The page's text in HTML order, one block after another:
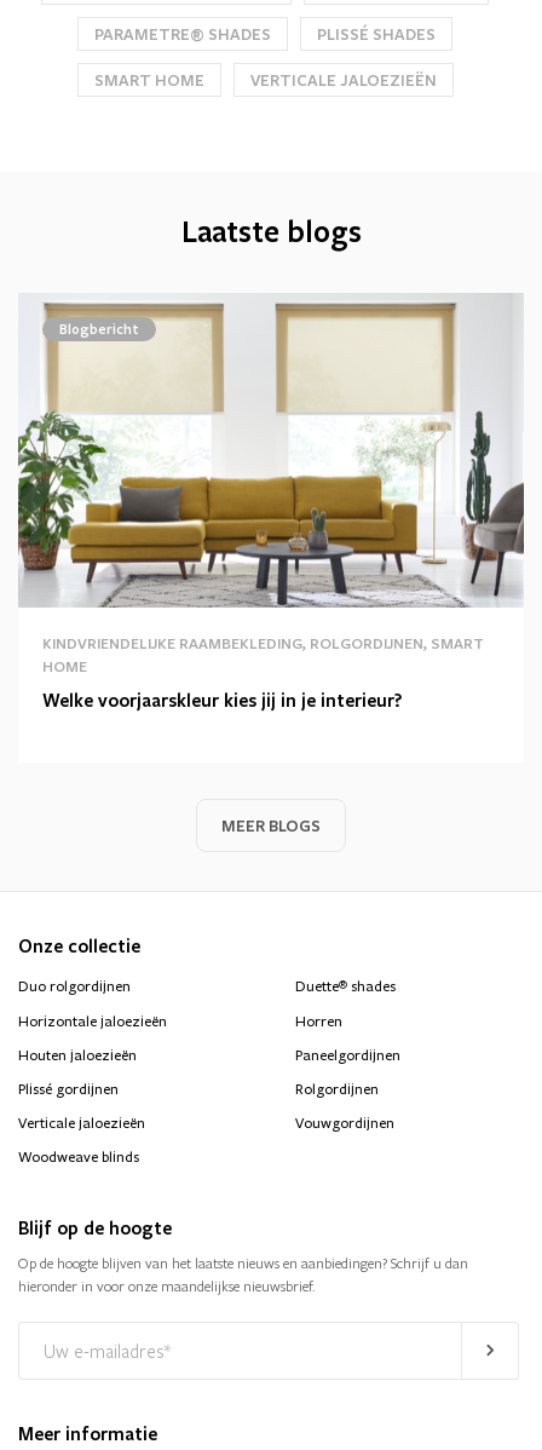
PARAMETRE® SHADES PLISSÉ SHADES
SMART HOME VERTICALE JALOEZIEËN
Laatste blogs
Blogbericht
KINDVRIENDELIJKE RAAMBEKLEDING, ROLGORDIJNEN, SMART
HOME
Welke voorjaarskleur kies jij in je interieur?
MEER BLOGS
Onze collectie
Duo rolgordijnen Duette® shades
Horizontale jaloezieën
Horren
Houten jaloezieën
Paneelgordijnen
Plissé gordijnen
Rolgordijnen
Verticale jaloezieën
Vouwgordijnen
Woodweave blinds
Blijf op de hoogte
Op de hoogte blijven van het laatste nieuws en aanbiedingen? Schrijf u dan
hieronder in voor onze maandelijkse nieuwsbrief.
Meer informatie